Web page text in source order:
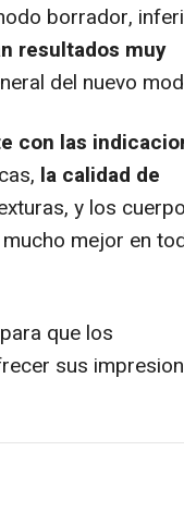
borrador,
resultados muy
del nuevo
con las
la calidad de
y los
mejor en
que los
sus